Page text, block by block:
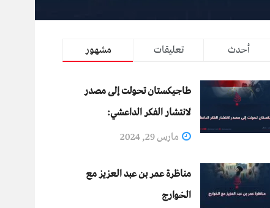
مشهور تعليقات أحدث
طاجيكستان تحولت إلى مصدر
لانتشار الفكر الداعشي:
مارس 29, 2024
مناظرة عمر بن عبد العزيز مع
الخوارج